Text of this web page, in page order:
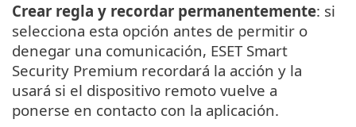
Crear regla y recordar permanentemente: si
selecciona esta opción antes de permitir o
denegar una comunicación, ESET Smart
Security Premium recordará la acción y la
usará si el dispositivo remoto vuelve a
ponerse en contacto con la aplicación.